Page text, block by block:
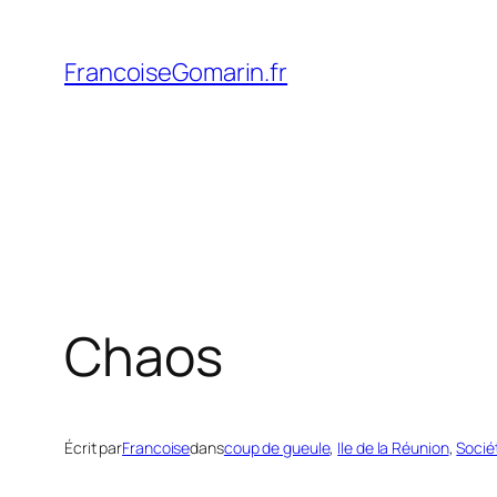
contenu
FrancoiseGomarin.fr
Chaos
Écrit parFrancoisedanscoup de gueule, Ile de la Réunion,